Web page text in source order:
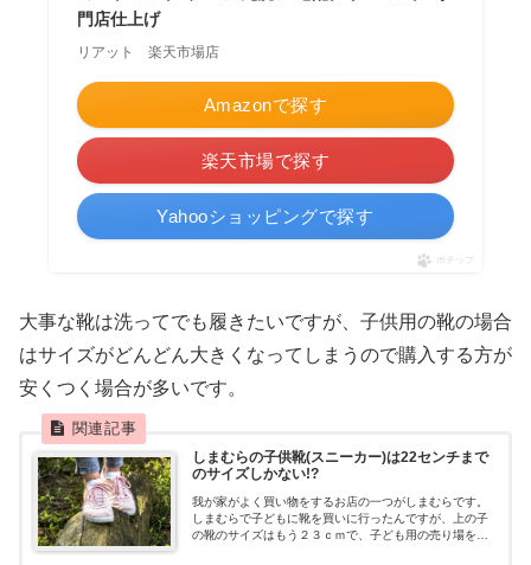
門店仕上げ
リアット 楽天市場店
Amazonで探す
楽天市場で探す
Yahooショッピングで探す
ポチップ
大事な靴は洗ってでも履きたいですが、子供用の靴の場合
はサイズがどんどん大きくなってしまうので購入する方が
安くつく場合が多いです。
しまむらの子供靴(スニーカー)は22センチまで
のサイズしかない!?
我が家がよく買い物をするお店の一つがしまむらです。
しまむらで子どもに靴を買いに行ったんですが、上の子
の靴のサイズはもう２３ｃｍで、子ども用の売り場を見